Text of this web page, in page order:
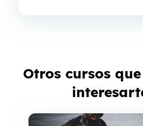
Otros cursos